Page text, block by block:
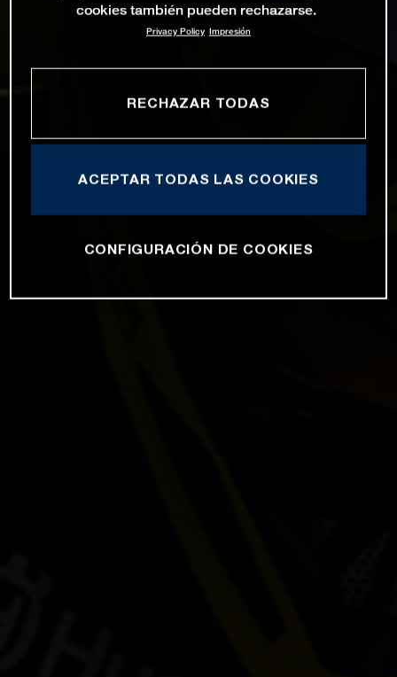
cookies también pueden rechazarse.
Privacy Policy Impresión
RECHAZAR TODAS
ACEPTAR TODAS LAS COOKIES
CONFIGURACIÓN DE COOKIES